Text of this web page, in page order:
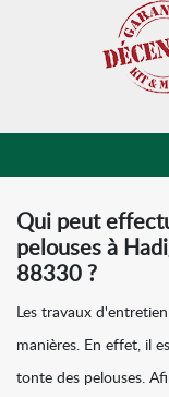
Qui peut
pelouses à
88330 ?
Les travaux
manières. En effet, il
tonte des pelouses.